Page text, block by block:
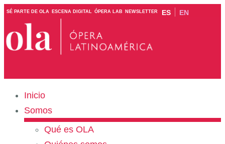
SÉ PARTE DE OLA ESCENA DIGITAL ÓPERA LAB NEWSLETTER ES EN
Inicio
Somos
Qué es OLA